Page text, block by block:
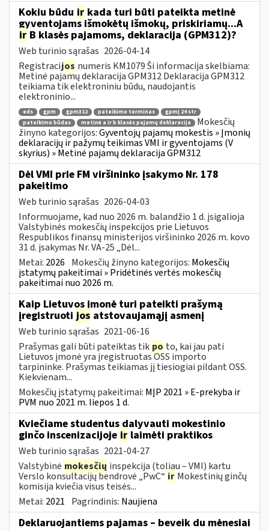
Kokiu būdu ir kada turi būti pateikta metinė
gyventojams išmokėtų išmokų, priskiriamų...A
ir B klasės pajamoms, deklaracija (GPM312)?
Web turinio sąrašas 2026-04-14
Registracijos numeris KM1079 Ši informacija skelbiama:
Metinė pajamų deklaracija GPM312 Deklaracija GPM312
teikiama tik elektroniniu būdu, naudojantis
elektroninio...
eds gpm gpm312 pateikimo terminas
gpmį 24 str
pateikimo būdas
metinė a ir b klasės pajamų deklaracija
Mokesčių
žinyno kategorijos:Gyventojų pajamų mokestis » Įmonių
deklaracijų ir pažymų teikimas VMI ir gyventojams (V
skyrius) » Metinė pajamų deklaracija GPM312
Dėl VMI prie FM viršininko įsakymo Nr. 178
pakeitimo
Web turinio sąrašas 2026-04-03
Informuojame, kad nuo 2026 m. balandžio 1 d. įsigalioja
Valstybinės mokesčių inspekcijos prie Lietuvos
Respublikos finansų ministerijos viršininko 2026 m. kovo
31 d. įsakymas Nr. VA-25 „Dėl...
Metai: 2026 Mokesčių žinyno kategorijos: Mokesčių
įstatymų pakeitimai » Pridėtinės vertės mokesčių
pakeitimai nuo 2026 m.
Kaip Lietuvos įmonė turi pateikti prašymą
įregistruoti jos atstovaujamąjį asmenį
Web turinio sąrašas 2021-06-16
Prašymas gali būti pateiktas tik po to, kai jau pati
Lietuvos įmonė yra įregistruotas OSS importo
tarpininke. Prašymas teikiamas jį tiesiogiai pildant OSS.
Kiekvienam...
Mokesčių įstatymų pakeitimai: MĮP 2021 » E-prekyba ir
PVM nuo 2021 m. liepos 1 d.
Kviečiame studentus dalyvauti mokestinio
ginčo inscenizacijoje ir laimėti praktikos
Web turinio sąrašas 2021-04-27
Valstybinė mokesčių inspekcija (toliau – VMI) kartu
Verslo konsultacijų bendrovė „PwC“ ir Mokestinių ginčų
komisija kviečia visus teisės...
Metai: 2021 Pagrindinis: Naujiena
Deklaruojantiems pajamas – beveik du mėnesiai